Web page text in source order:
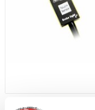
1 209 Kč